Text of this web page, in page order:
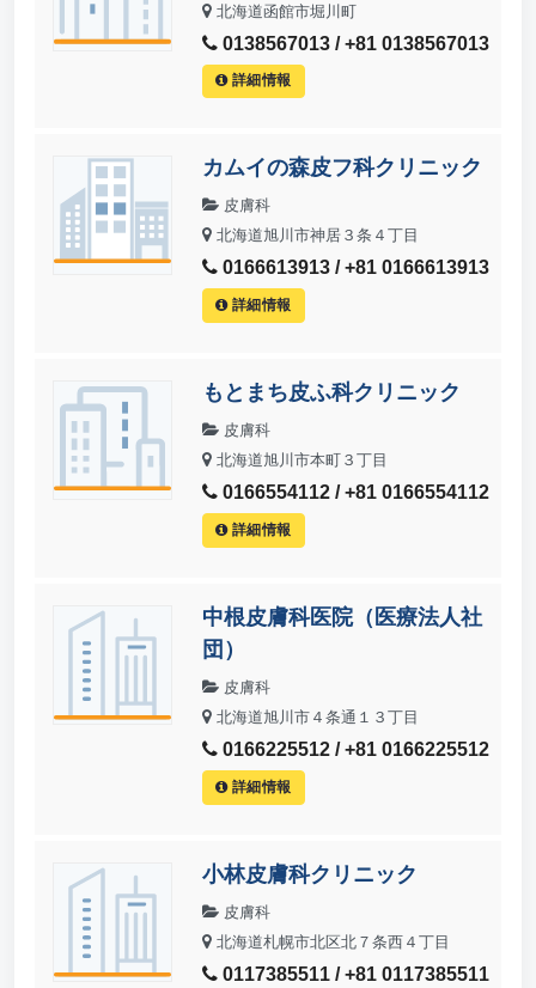
北海道函館市堀川町
0138567013 / +81 0138567013
詳細情報
カムイの森皮フ科クリニック
皮膚科
北海道旭川市神居３条４丁目
0166613913 / +81 0166613913
詳細情報
もとまち皮ふ科クリニック
皮膚科
北海道旭川市本町３丁目
0166554112 / +81 0166554112
詳細情報
中根皮膚科医院（医療法人社
団）
皮膚科
北海道旭川市４条通１３丁目
0166225512 / +81 0166225512
詳細情報
小林皮膚科クリニック
皮膚科
北海道札幌市北区北７条西４丁目
0117385511 / +81 0117385511